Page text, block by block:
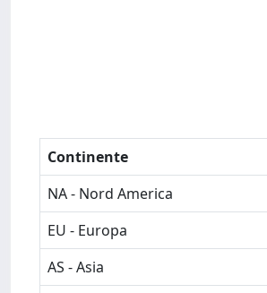
Continente
NA - Nord America
EU - Europa
AS - Asia